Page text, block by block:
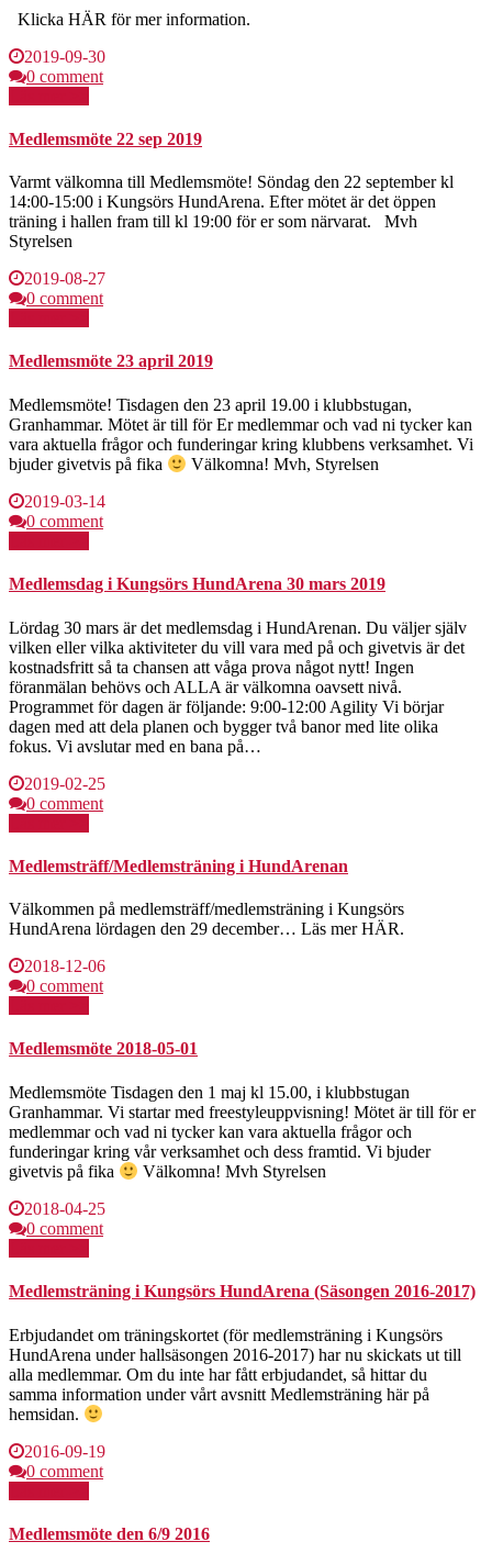
Klicka HÄR för mer information.
2019-09-30
0 comment
Medlemsmöte 22 sep 2019
Varmt välkomna till Medlemsmöte! Söndag den 22 september kl
14:00-15:00 i Kungsörs HundArena. Efter mötet är det öppen
träning i hallen fram till kl 19:00 för er som närvarat. Mvh
Styrelsen
2019-08-27
0 comment
Medlemsmöte 23 april 2019
Medlemsmöte! Tisdagen den 23 april 19.00 i klubbstugan,
Granhammar. Mötet är till för Er medlemmar och vad ni tycker kan
vara aktuella frågor och funderingar kring klubbens verksamhet. Vi
bjuder givetvis på fika
Välkomna! Mvh, Styrelsen
2019-03-14
0 comment
Medlemsdag i Kungsörs HundArena 30 mars 2019
Lördag 30 mars är det medlemsdag i HundArenan. Du väljer själv
vilken eller vilka aktiviteter du vill vara med på och givetvis är det
kostnadsfritt så ta chansen att våga prova något nytt! Ingen
föranmälan behövs och ALLA är välkomna oavsett nivå.
Programmet för dagen är följande: 9:00-12:00 Agility Vi börjar
dagen med att dela planen och bygger två banor med lite olika
fokus. Vi avslutar med en bana på…
2019-02-25
0 comment
Medlemsträff/Medlemsträning i HundArenan
Välkommen på medlemsträff/medlemsträning i Kungsörs
HundArena lördagen den 29 december… Läs mer HÄR.
2018-12-06
0 comment
Medlemsmöte 2018-05-01
Medlemsmöte Tisdagen den 1 maj kl 15.00, i klubbstugan
Granhammar. Vi startar med freestyleuppvisning! Mötet är till för er
medlemmar och vad ni tycker kan vara aktuella frågor och
funderingar kring vår verksamhet och dess framtid. Vi bjuder
givetvis på fika
Välkomna! Mvh Styrelsen
2018-04-25
0 comment
Medlemsträning i Kungsörs HundArena (Säsongen 2016-2017)
Erbjudandet om träningskortet (för medlemsträning i Kungsörs
HundArena under hallsäsongen 2016-2017) har nu skickats ut till
alla medlemmar. Om du inte har fått erbjudandet, så hittar du
samma information under vårt avsnitt Medlemsträning här på
hemsidan.
2016-09-19
0 comment
Medlemsmöte den 6/9 2016